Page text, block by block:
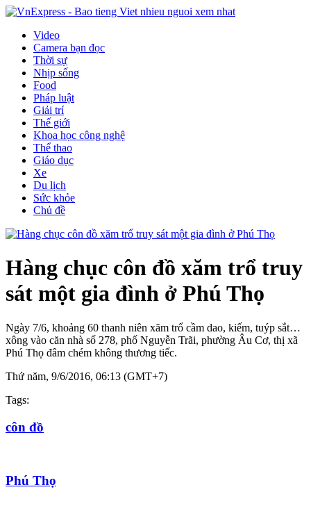
Video
Camera bạn đọc
Thời sự
Nhịp sống
Food
Pháp luật
Giải trí
Thế giới
Khoa học công nghệ
Thể thao
Giáo dục
Xe
Du lịch
Sức khỏe
Chủ đề
Hàng chục côn đồ xăm trổ truy
sát một gia đình ở Phú Thọ
Ngày 7/6, khoảng 60 thanh niên xăm trổ cầm dao, kiếm, tuýp sắt…
xông vào căn nhà số 278, phố Nguyễn Trãi, phường Âu Cơ, thị xã
Phú Thọ đâm chém không thương tiếc.
Thứ năm, 9/6/2016, 06:13 (GMT+7)
Tags:
côn đồ
Phú Thọ